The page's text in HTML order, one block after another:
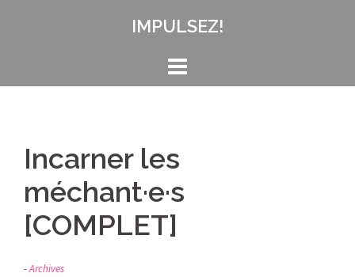
IMPULSEZ!
Incarner les
méchant·e·s
[COMPLET]
Archives